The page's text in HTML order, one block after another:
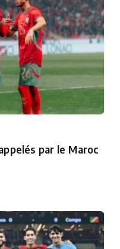
par le Maroc